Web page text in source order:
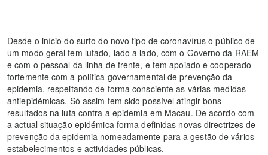
Desde o início do surto do novo tipo de coronavírus o público de
um modo geral tem lutado, lado a lado, com o Governo da RAEM
e com o pessoal da linha de frente, e tem apoiado e cooperado
fortemente com a política governamental de prevenção da
epidemia, respeitando de forma consciente as várias medidas
antiepidémicas. Só assim tem sido possível atingir bons
resultados na luta contra a epidemia em Macau. De acordo com
a actual situação epidémica forma definidas novas directrizes de
prevenção da epidemia nomeadamente para a gestão de vários
estabelecimentos e actividades públicas.